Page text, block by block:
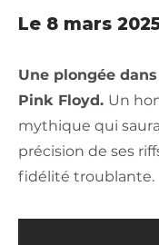
Le 8 mars
Une plongée
Pink Floyd. Un
mythique qui
précision de ses
fidélité troublante.